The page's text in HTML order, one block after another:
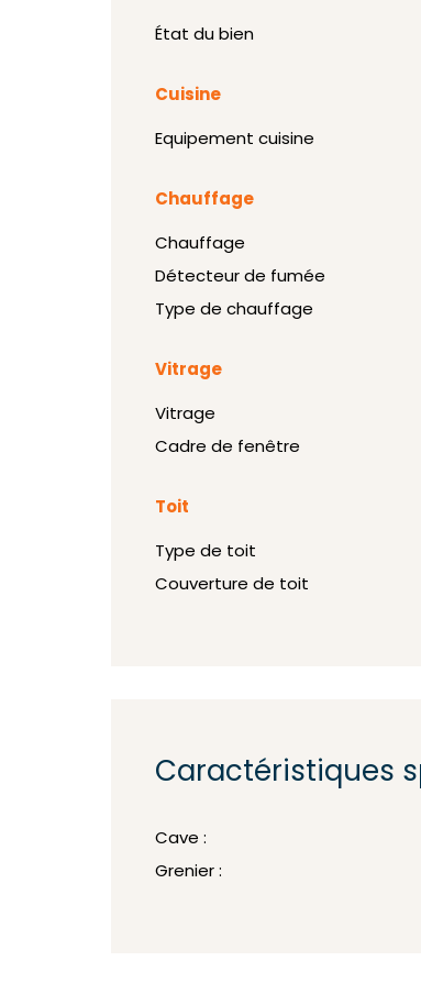
État du bien
Cuisine
Equipement cuisine
Chauffage
Chauffage
Détecteur de fumée
Type de chauffage
Vitrage
Vitrage
Cadre de fenêtre
Toit
Type de toit
Couverture de toit
Caractéristiques
Cave :
Grenier :